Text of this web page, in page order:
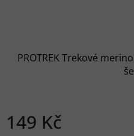
PROTREK Trekové
149 Kč